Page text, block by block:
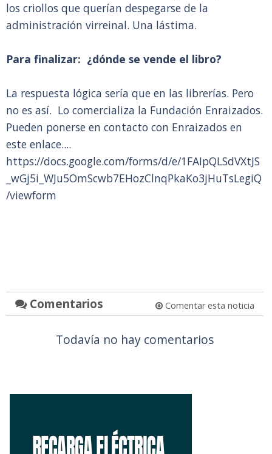
los criollos que querían despegarse de la
administración virreinal. Una lástima.
Para finalizar: ¿dónde se vende el libro?
La respuesta lógica sería que en las librerías. Pero
no es así. Lo comercializa la Fundación Enraizados.
Pueden ponerse en contacto con Enraizados en
este enlace....
https://docs.google.com/forms/d/e/1FAIpQLSdVXtJS
_wGj5i_WJu5OmScwb7EHozClnqPkaKo3jHuTsLegiQ
/viewform
Comentarios Comentar esta noticia
Todavía no hay comentarios